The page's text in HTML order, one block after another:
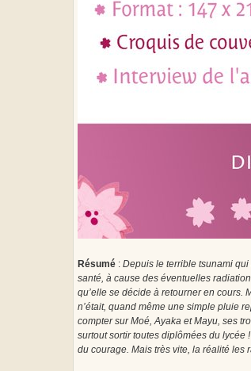
Résumé : Depuis le terrible tsunami qui
santé, à cause des éventuelles
qu’elle se décide à retourner en cours.
n’était, quand même une simple pluie
compter sur Moé, Ayaka et Mayu, ses
surtout sortir toutes diplômées du
du courage. Mais très vite, la réalité les